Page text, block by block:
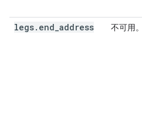
legs.end_address 不可用。